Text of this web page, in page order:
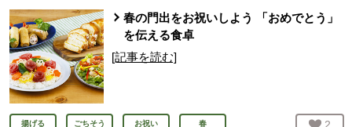
春の門出をお祝いしよう 「おめでとう」
を伝える食卓
[記事を読む]
揚げる ごちそう お祝い 春 お気
2